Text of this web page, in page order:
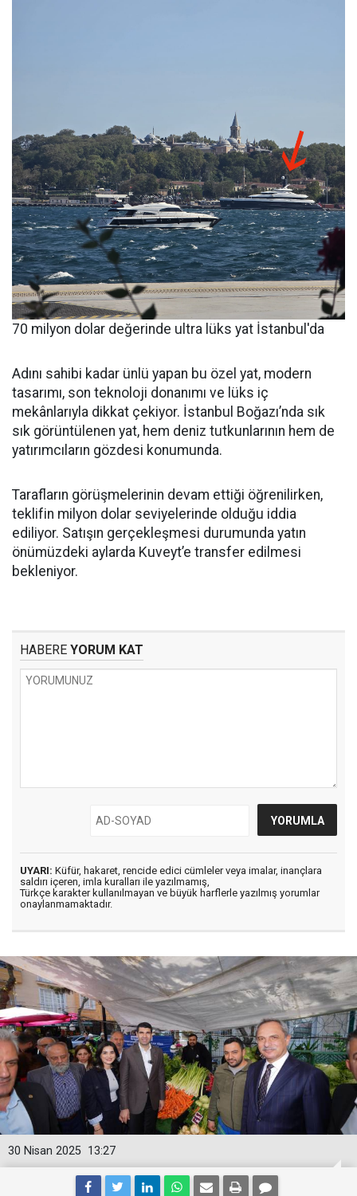
70 milyon dolar değerinde ultra lüks yat İstanbul'da
Adını sahibi kadar ünlü yapan bu özel yat, modern
tasarımı, son teknoloji donanımı ve lüks iç
mekânlarıyla dikkat çekiyor. İstanbul Boğazı’nda sık
sık görüntülenen yat, hem deniz tutkunlarının hem de
yatırımcıların gözdesi konumunda.
Tarafların görüşmelerinin devam ettiği öğrenilirken,
teklifin milyon dolar seviyelerinde olduğu iddia
ediliyor. Satışın gerçekleşmesi durumunda yatın
önümüzdeki aylarda Kuveyt’e transfer edilmesi
bekleniyor.
HABERE YORUM KAT
UYARI: Küfür, hakaret, rencide edici cümleler veya imalar, inançlara
saldırı içeren, imla kuralları ile yazılmamış,
Türkçe karakter kullanılmayan ve büyük harflerle yazılmış yorumlar
onaylanmamaktadır.
13:27
30 Nisan 2025